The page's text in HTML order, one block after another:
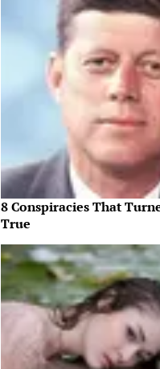
8 Conspiracies That
True